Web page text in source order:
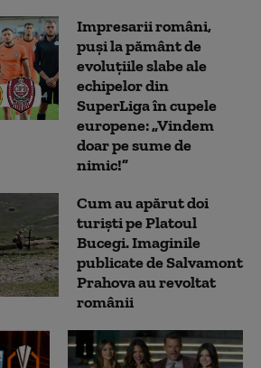
Impresarii români,
puși la pământ de
evoluțiile slabe ale
echipelor din
SuperLiga în cupele
europene: „Vindem
doar pe sume de
nimic!”
Cum au apărut doi
turiști pe Platoul
Bucegi. Imaginile
publicate de Salvamont
Prahova au revoltat
românii